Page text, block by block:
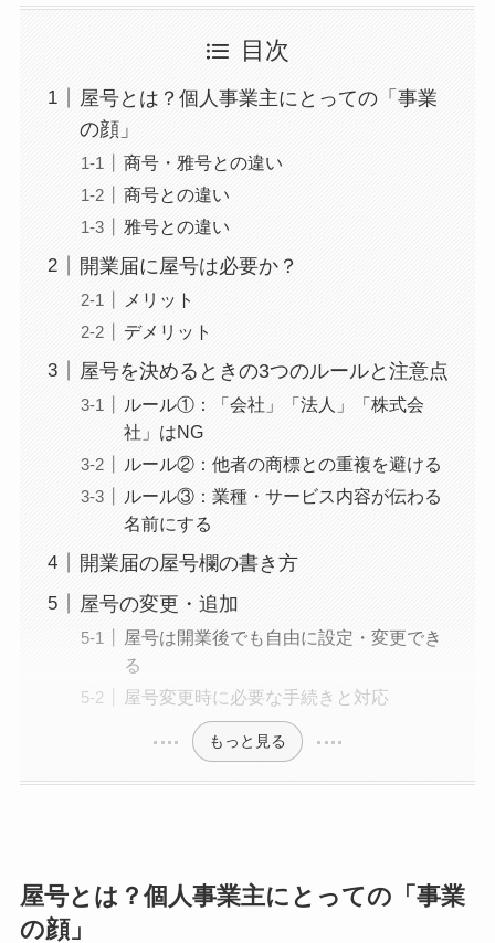
目次
屋号とは？個人事業主にとっての「事業
の顔」
商号・雅号との違い
商号との違い
雅号との違い
開業届に屋号は必要か？
メリット
デメリット
屋号を決めるときの3つのルールと注意点
ルール①：「会社」「法人」「株式会
社」はNG
ルール②：他者の商標との重複を避ける
ルール③：業種・サービス内容が伝わる
名前にする
開業届の屋号欄の書き方
屋号の変更・追加
屋号は開業後でも自由に設定・変更でき
る
屋号変更時に必要な手続きと対応
もっと見る
屋号とは？個人事業主にとっての「事業
の顔」